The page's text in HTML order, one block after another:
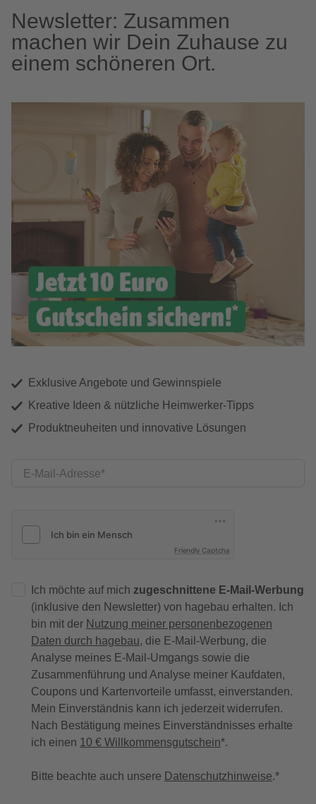
Newsletter: Zusammen
machen wir Dein Zuhause zu
einem schöneren Ort.
Exklusive Angebote und Gewinnspiele
Kreative Ideen & nützliche Heimwerker-Tipps
Produktneuheiten und innovative Lösungen
E-Mail-Adresse
Friendly Captcha
Ich möchte auf mich zugeschnittene E-Mail-Werbung
(inklusive den Newsletter) von hagebau erhalten. Ich
bin mit der Nutzung meiner personenbezogenen
Daten durch hagebau, die E-Mail-Werbung, die
Analyse meines E-Mail-Umgangs sowie die
Zusammenführung und Analyse meiner Kaufdaten,
Coupons und Kartenvorteile umfasst, einverstanden.
Mein Einverständnis kann ich jederzeit widerrufen.
Nach Bestätigung meines Einverständnisses erhalte
ich einen 10 € Willkommensgutschein*.
Bitte beachte auch unsere Datenschutzhinweise.